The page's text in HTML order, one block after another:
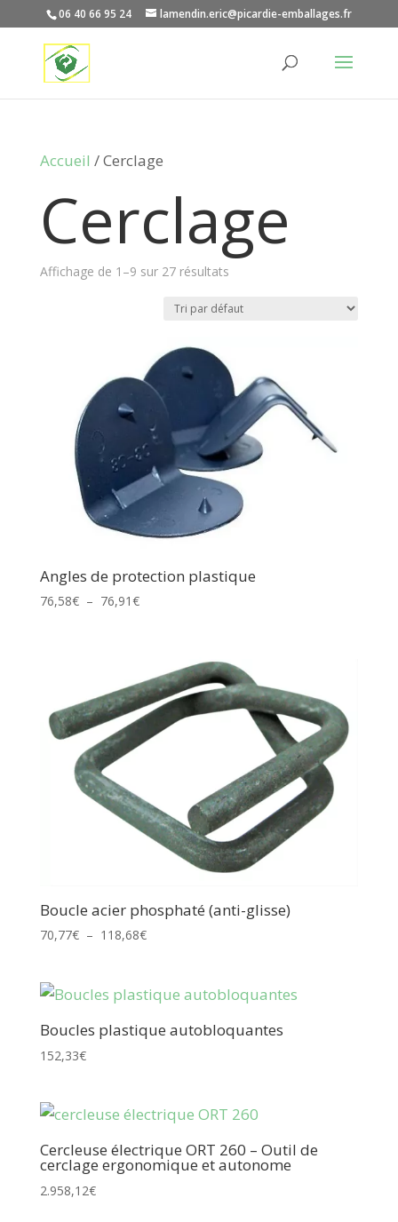
06 40 66 95 24 lamendin.eric@picardie-emballages.fr
Accueil / Cerclage
Cerclage
Affichage de 1–9 sur 27 résultats
Angles de protection plastique
76,58€ – 76,91€Plage
à
76,91€
Boucle acier phosphaté (anti-glisse)
70,77€ – 118,68€Plage
70,77€
118,68€
Boucles plastique autobloquantes
152,33€
Cercleuse électrique ORT 260 – Outil de
cerclage ergonomique et autonome
2.958,12€